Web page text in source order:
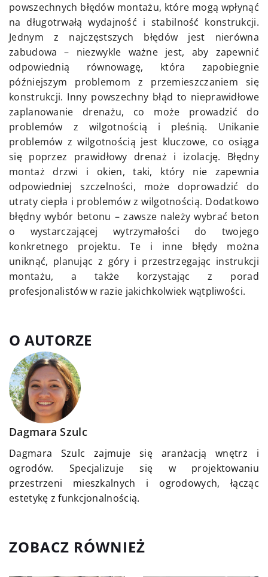
powszechnych błędów montażu, które mogą wpłynąć
na długotrwałą wydajność i stabilność konstrukcji.
Jednym z najczęstszych błędów jest nierówna
zabudowa – niezwykle ważne jest, aby zapewnić
odpowiednią równowagę, która zapobiegnie
późniejszym problemom z przemieszczaniem się
konstrukcji. Inny powszechny błąd to nieprawidłowe
zaplanowanie drenażu, co może prowadzić do
problemów z wilgotnością i pleśnią. Unikanie
problemów z wilgotnością jest kluczowe, co osiąga
się poprzez prawidłowy drenaż i izolację. Błędny
montaż drzwi i okien, taki, który nie zapewnia
odpowiedniej szczelności, może doprowadzić do
utraty ciepła i problemów z wilgotnością. Dodatkowo
błędny wybór betonu – zawsze należy wybrać beton
o wystarczającej wytrzymałości do twojego
konkretnego projektu. Te i inne błędy można
uniknąć, planując z góry i przestrzegając instrukcji
montażu, a także korzystając z porad
profesjonalistów w razie jakichkolwiek wątpliwości.
O AUTORZE
Dagmara Szulc
Dagmara Szulc zajmuje się aranżacją wnętrz i
ogrodów. Specjalizuje się w projektowaniu
przestrzeni mieszkalnych i ogrodowych, łącząc
estetykę z funkcjonalnością.
ZOBACZ RÓWNIEŻ